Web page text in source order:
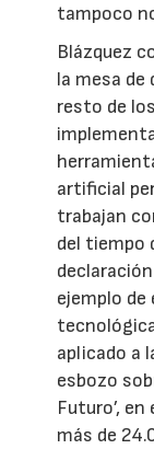
tampoco
Blázquez
la mesa
resto de
artificial
trabajan
del tiempo
ejemplo
aplicado a
esbozo
Futuro’,
más de